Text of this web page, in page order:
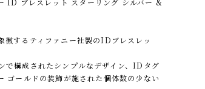
ID ブレスレット スターリング シルバー &
徴するティファニー社製のIDブレスレッ
で構成されたシンプルなデザイン、IDタグ
ゴールドの装飾が施された個体数の少ない